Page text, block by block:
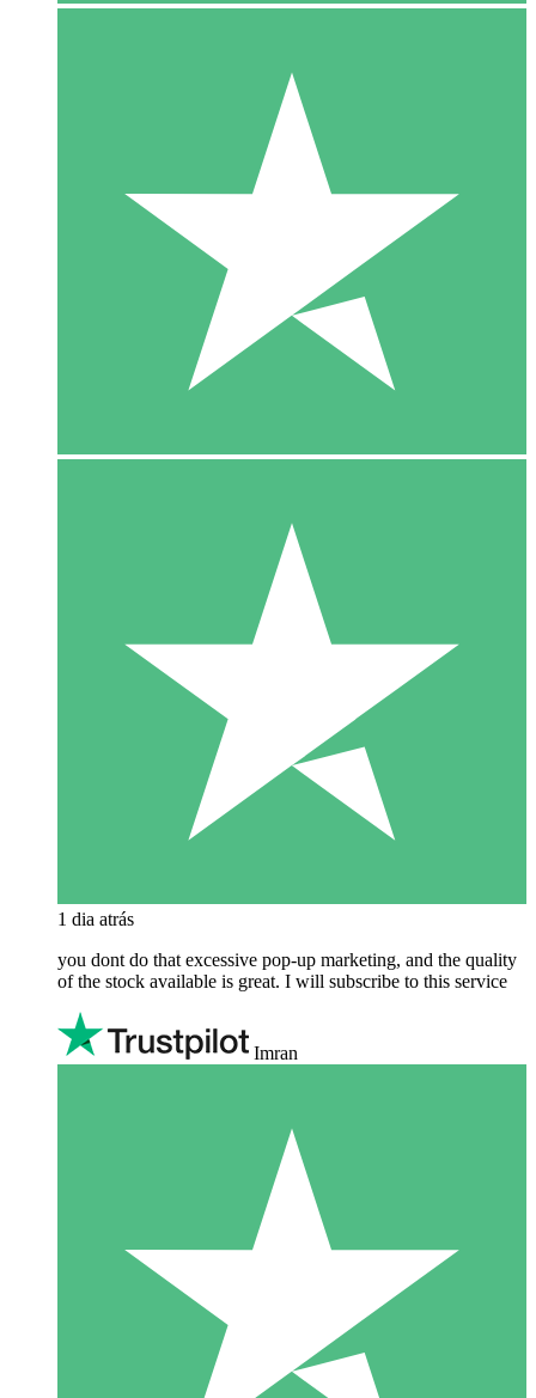
1 dia atrás
you dont do that excessive pop-up marketing, and the quality
of the stock available is great. I will subscribe to this service
Imran